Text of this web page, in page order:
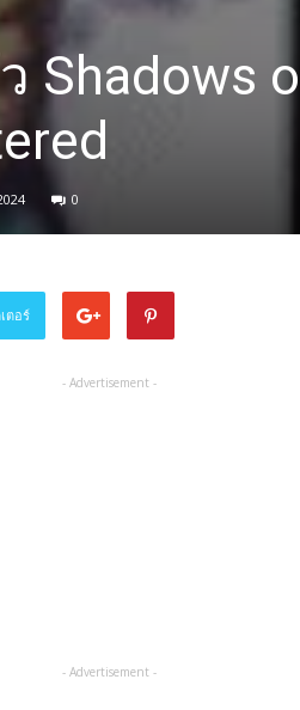
Shadows
0
ตอร์
- Advertisement -
- Advertisement -